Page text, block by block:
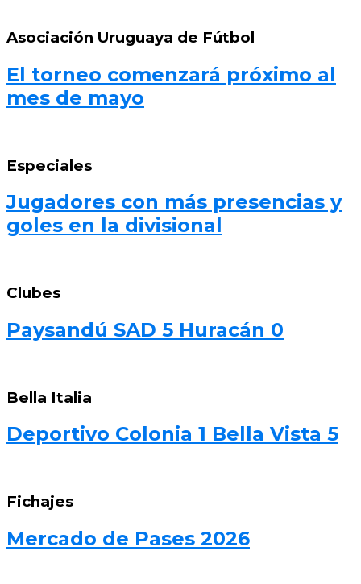
Asociación Uruguaya de Fútbol
El torneo comenzará próximo al
mes de mayo
Especiales
Jugadores con más presencias y
goles en la divisional
Clubes
Paysandú SAD 5 Huracán 0
Bella Italia
Deportivo Colonia 1 Bella Vista 5
Fichajes
Mercado de Pases 2026